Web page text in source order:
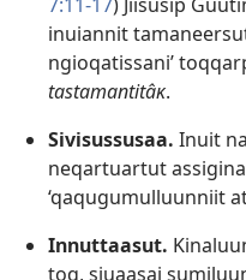
inuian­nit
ngioqatis­sani’
tastamantitâĸ.
Sivisussusaa. Inuit
neqar­tuar­tut
‘qaqugumul­luun­niit
Innuttaasut.
toq, siuaasai